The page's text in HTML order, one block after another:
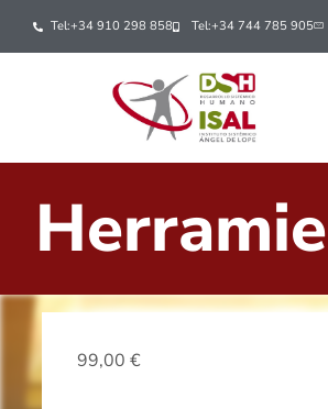
Tel:+34 910 298 858 Tel:+34 744 785 905
99,00 €